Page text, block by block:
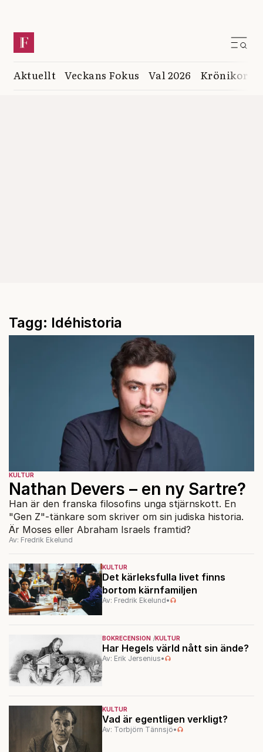
Aktuellt Veckans Fokus Val 2026 Krönikor
Tagg: Idéhistoria
KULTUR
Det kärleksfulla livet finns
bortom kärnfamiljen
Av: Fredrik Ekelund•
BOKRECENSION KULTUR
Har Hegels värld nått sin ände?
Av: Erik Jersenius•
KULTUR
Vad är egentligen verkligt?
Av: Torbjörn Tännsjö•
KULTUR
Nathan Devers – en ny Sartre?
Han är den franska filosofins unga stjärnskott. En
"Gen Z"-tänkare som skriver om sin judiska historia.
Är Moses eller Abraham Israels framtid?
Av: Fredrik Ekelund